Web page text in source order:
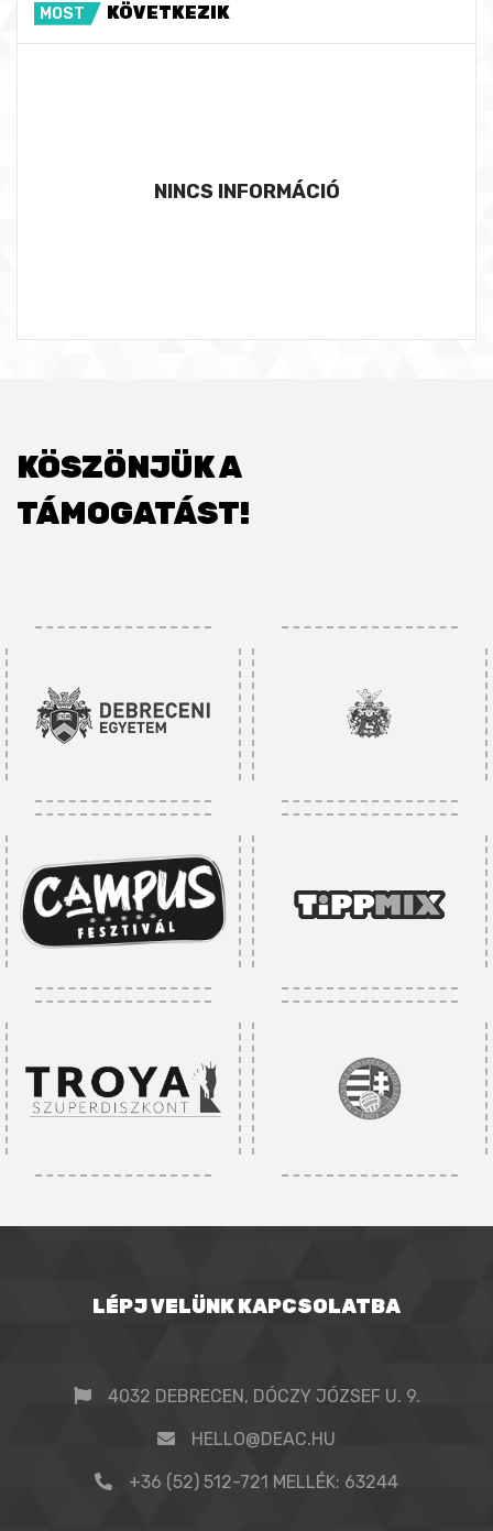
MOST KÖVETKEZIK
NINCS INFORMÁCIÓ
KÖSZÖNJÜK A
TÁMOGATÁST!
LÉPJ VELÜNK KAPCSOLATBA
4032 DEBRECEN, DÓCZY JÓZSEF U. 9.
HELLO@DEAC.HU
+36 (52) 512-721 MELLÉK: 63244